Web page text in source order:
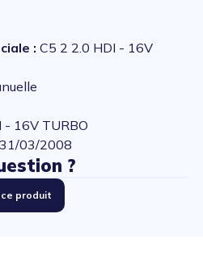
: C5 2 2.0 HDI - 16V
- 16V TURBO
31/03/2008
?
produit